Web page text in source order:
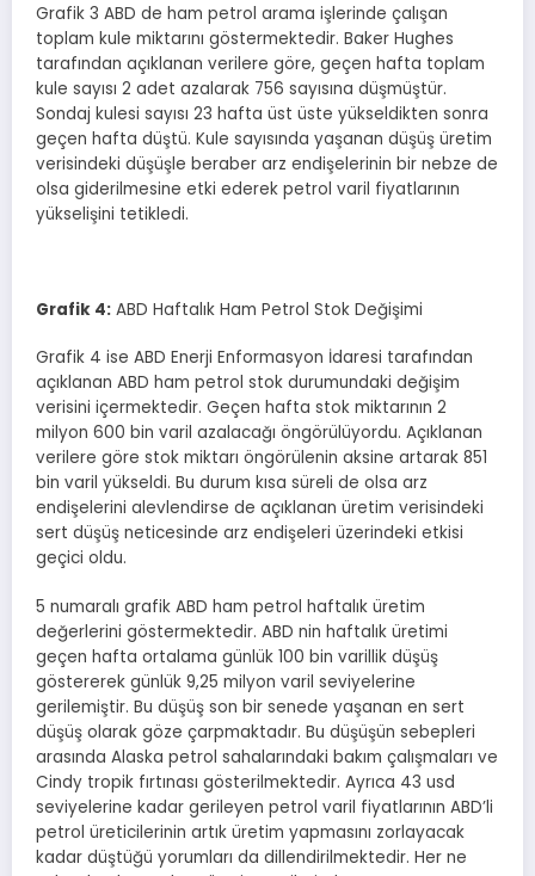
Grafik 3 ABD de ham petrol arama işlerinde çalışan
toplam kule miktarını göstermektedir. Baker Hughes
tarafından açıklanan verilere göre, geçen hafta toplam
kule sayısı 2 adet azalarak 756 sayısına düşmüştür.
Sondaj kulesi sayısı 23 hafta üst üste yükseldikten sonra
geçen hafta düştü. Kule sayısında yaşanan düşüş üretim
verisindeki düşüşle beraber arz endişelerinin bir nebze de
olsa giderilmesine etki ederek petrol varil fiyatlarının
yükselişini tetikledi.
Grafik 4: ABD Haftalık Ham Petrol Stok Değişimi
Grafik 4 ise ABD Enerji Enformasyon İdaresi tarafından
açıklanan ABD ham petrol stok durumundaki değişim
verisini içermektedir. Geçen hafta stok miktarının 2
milyon 600 bin varil azalacağı öngörülüyordu. Açıklanan
verilere göre stok miktarı öngörülenin aksine artarak 851
bin varil yükseldi. Bu durum kısa süreli de olsa arz
endişelerini alevlendirse de açıklanan üretim verisindeki
sert düşüş neticesinde arz endişeleri üzerindeki etkisi
geçici oldu.
5 numaralı grafik ABD ham petrol haftalık üretim
değerlerini göstermektedir. ABD nin haftalık üretimi
geçen hafta ortalama günlük 100 bin varillik düşüş
göstererek günlük 9,25 milyon varil seviyelerine
gerilemiştir. Bu düşüş son bir senede yaşanan en sert
düşüş olarak göze çarpmaktadır. Bu düşüşün sebepleri
arasında Alaska petrol sahalarındaki bakım çalışmaları ve
Cindy tropik fırtınası gösterilmektedir. Ayrıca 43 usd
seviyelerine kadar gerileyen petrol varil fiyatlarının ABD’li
petrol üreticilerinin artık üretim yapmasını zorlayacak
kadar düştüğü yorumları da dillendirilmektedir. Her ne